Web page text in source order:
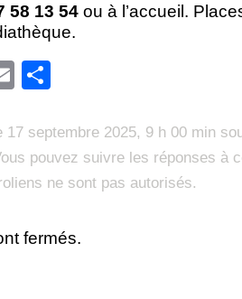
58 13 54ou à l’accueil.
Email
17 septembre 2025, 9 h 00 min
pouvez suivre les réponses à
ne sont pas autorisés.
fermés.